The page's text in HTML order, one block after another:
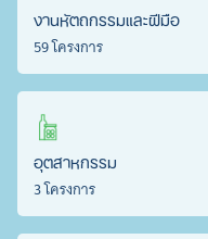
งานหัตถกรรมและฝีมือ
59 โครงการ
อุตสาหกรรม
3 โครงการ